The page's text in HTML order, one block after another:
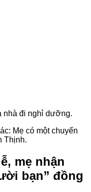
đi nghỉ dưỡng.
Mẹ có một chuyến
Thịnh.
mẹ nhận
bạn” đồng